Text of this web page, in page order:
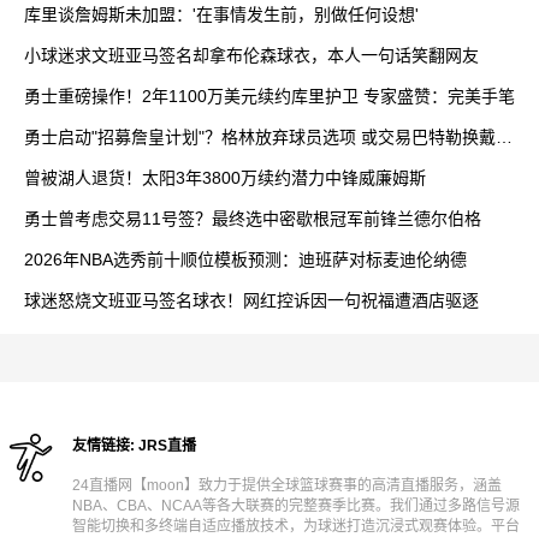
库里谈詹姆斯未加盟：'在事情发生前，别做任何设想'
小球迷求文班亚马签名却拿布伦森球衣，本人一句话笑翻网友
勇士重磅操作！2年1100万美元续约库里护卫 专家盛赞：完美手笔
勇士启动"招募詹皇计划"？格林放弃球员选项 或交易巴特勒换戴维
曾被湖人退货！太阳3年3800万续约潜力中锋威廉姆斯
勇士曾考虑交易11号签？最终选中密歇根冠军前锋兰德尔伯格
2026年NBA选秀前十顺位模板预测：迪班萨对标麦迪伦纳德
球迷怒烧文班亚马签名球衣！网红控诉因一句祝福遭酒店驱逐
友情链接: JRS直播
24直播网【moon】致力于提供全球篮球赛事的高清直播服务，涵盖
NBA、CBA、NCAA等各大联赛的完整赛季比赛。我们通过多路信号源
智能切换和多终端自适应播放技术，为球迷打造沉浸式观赛体验。平台